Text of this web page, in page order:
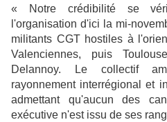
« Notre crédibilité se
l'organisation d'ici la mi-
militants CGT hostiles à
Valenciennes, puis
Delannoy. Le collectif
rayonnement interrégional et
admettant qu'aucun des
exécutive n'est issu de ses